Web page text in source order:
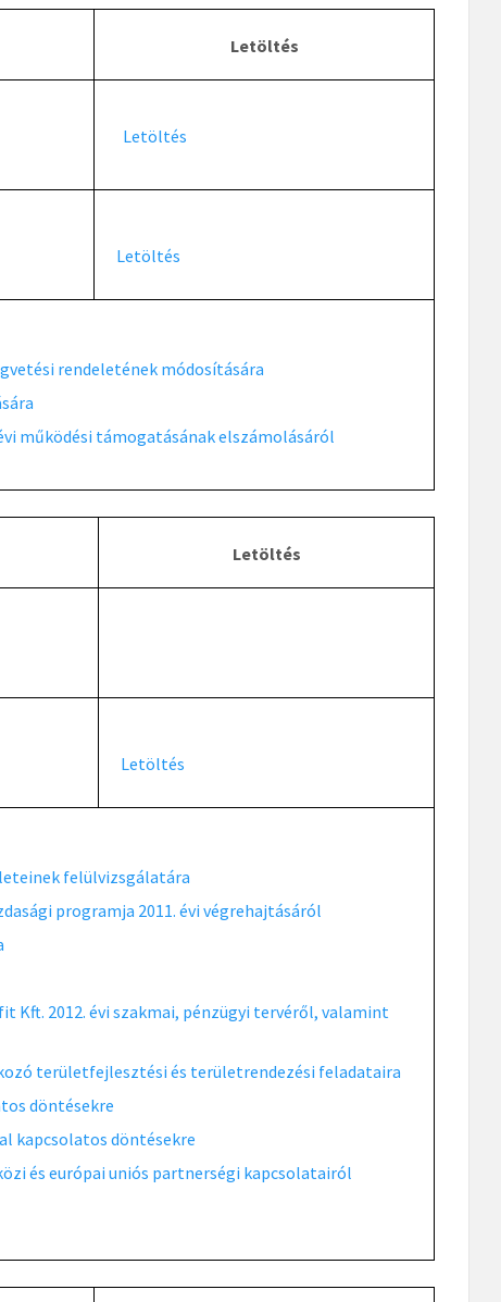
Letöltés
Letöltés
Letöltés
rendeletének módosítására
működési támogatásának elszámolásáról
Letöltés
Letöltés
felülvizsgálatára
programja 2011. évi végrehajtásáról
Kft. 2012. évi szakmai, pénzügyi tervéről, valamint
területfejlesztési és területrendezési feladataira
döntésekre
kapcsolatos döntésekre
és európai uniós partnerségi kapcsolatairól